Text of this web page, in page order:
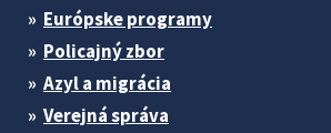
Európske programy
Policajný zbor
Azyl a migrácia
Verejná správa